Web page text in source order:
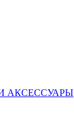
АКСЕССУАРЫ